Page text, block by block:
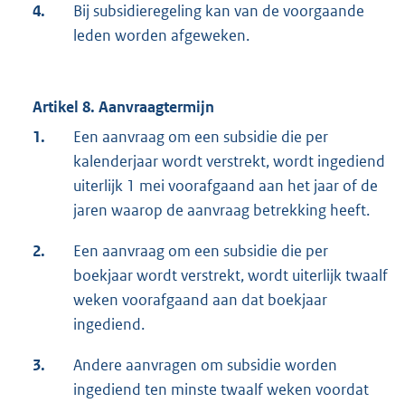
4.
Bij subsidieregeling kan van de voorgaande
leden worden afgeweken.
Artikel 8. Aanvraagtermijn
1.
Een aanvraag om een subsidie die per
kalenderjaar wordt verstrekt, wordt ingediend
uiterlijk 1 mei voorafgaand aan het jaar of de
jaren waarop de aanvraag betrekking heeft.
2.
Een aanvraag om een subsidie die per
boekjaar wordt verstrekt, wordt uiterlijk twaalf
weken voorafgaand aan dat boekjaar
ingediend.
3.
Andere aanvragen om subsidie worden
ingediend ten minste twaalf weken voordat